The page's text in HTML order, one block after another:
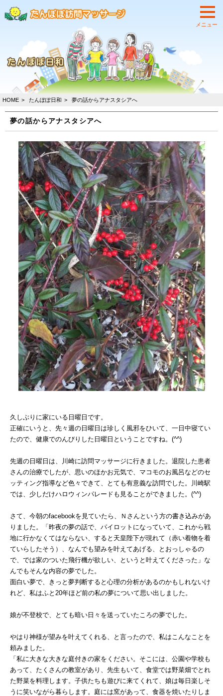
HOME たんぽぽ日和 夢の話からアナスタシアへ
夢の話からアナスタシアへ
久しぶりに家にいる日曜日です。
正確にいうと、先々週の日曜日は珍しく風邪をひいて、一日中寝てい
たので、健康でのんびりした日曜日ということですね。(^^)
先週の日曜日は、川崎に訪問マッサージに行きました。退院した患者
さんの治療でしたが、思いのほかお元気で、マコモのお風呂などのセ
ッティング指導など色々できて、とても有意義な訪問でした。川崎駅
では、少しだけハロウィンパレードも見ることができました。(^^)
さて、今朝のfacebookを見ていたら、Ｎさんという方の書き込みがあ
りました。「昨夜の夢の話で、パイロットになっていて、これから戦
地に行かなくてはならない、すると天皇陛下が現れて（赤い着物を着
ていらしたそう）、なんでも望みを叶えてあげる、とおっしゃるの
で、では家のついた飛行機が欲しい、というと叶えてくださった」な
んでもそんな内容の夢でした。
面白い夢で、きっと夢判断すると心理の分析があるのかもしれないけ
れど、私はふと20年ほど前の私の夢について思い出しました。
娘が不登校で、とても暗い日々を送っていたころの夢でした。
やはり神様が望みを叶えてくれる、と言ったので、私はこんなことを
頼みました。
「私に大きな大きな庭付きの家をください。そこには、公園や学校も
あって、たくさんの教室があり、先生もいて、食堂では野菜畑でとれ
た野菜を料理します。子供たちも遊びに来てくれて、娘は毎日楽しそ
うに笑いながら暮らします。庭には窯があって、食器を焼いたりしま